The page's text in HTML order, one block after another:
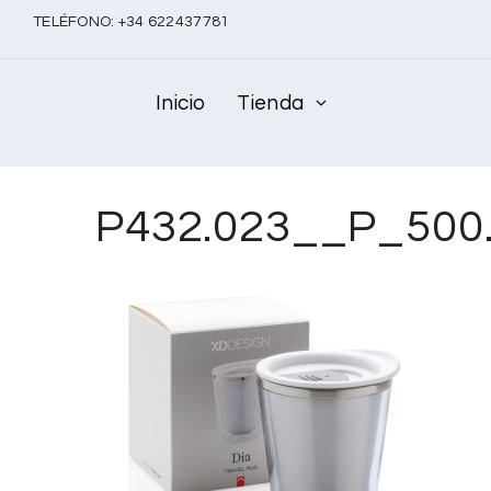
TELÉFONO: +34 622437781
Inicio Tienda